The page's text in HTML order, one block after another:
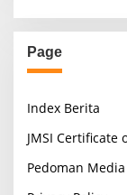
Page
Index Berita
JMSI Certificate
Pedoman